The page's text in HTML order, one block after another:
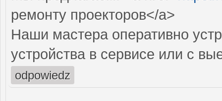
ремонту проекторов</a>
Наши мастера оперативно
устройства в сервисе или с
odpowiedz